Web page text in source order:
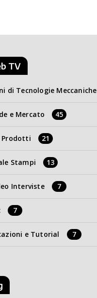
TV
di Tecnologie Meccaniche
e Mercato 45
Prodotti 21
Stampi 13
Interviste 7
7
e Tutorial 7